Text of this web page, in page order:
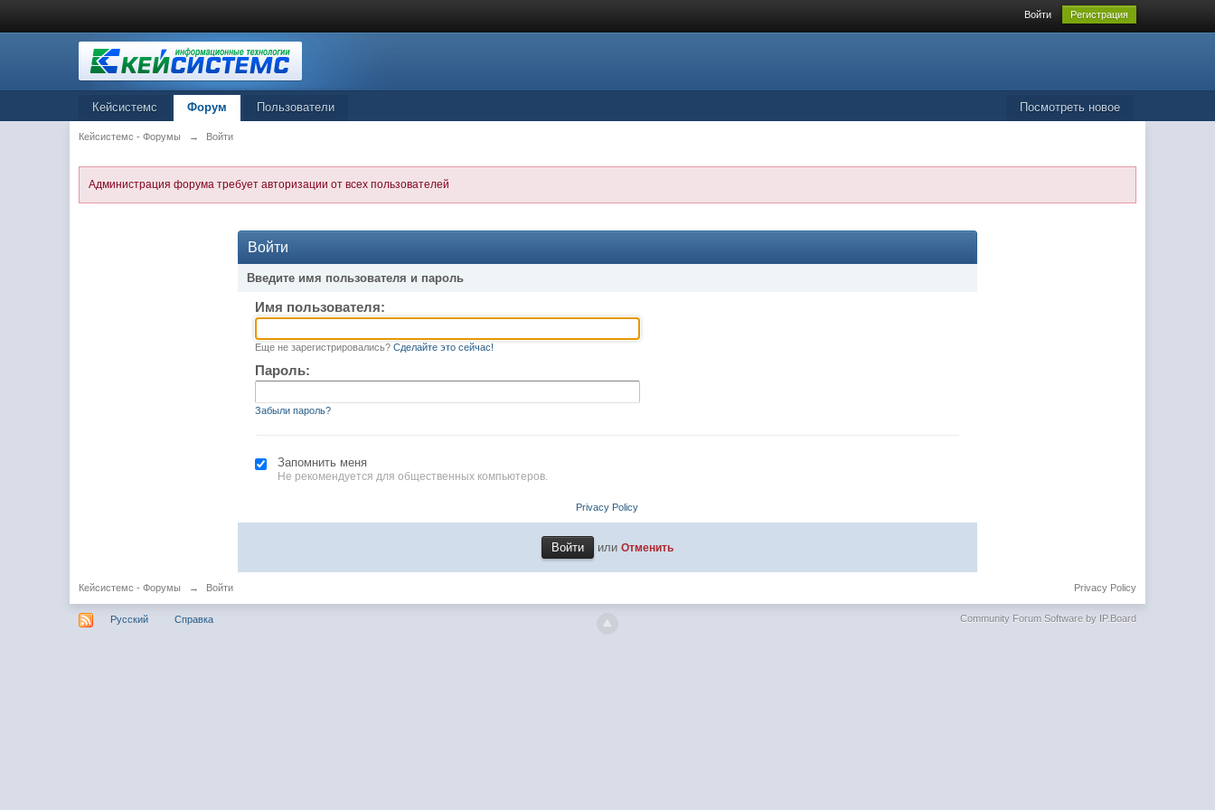
Войти Регистрация
Посмотреть новое
Кейсистемс Форум Пользователи
Кейсистемс - Форумы → Войти
Администрация форума требует авторизации от всех пользователей
Войти
Введите имя пользователя и пароль
Имя пользователя:
Еще не зарегистрировались? Сделайте это сейчас!
Пароль:
Забыли пароль?
Запомнить меня
Не рекомендуется для общественных компьютеров.
Privacy Policy
или Отменить
Кейсистемс - Форумы → Войти Privacy Policy
Русский Справка Community Forum Software by IP.Board